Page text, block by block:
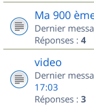
Ma 900
Dernier
Réponses : 4
video
Dernier
17:03
Réponses : 3